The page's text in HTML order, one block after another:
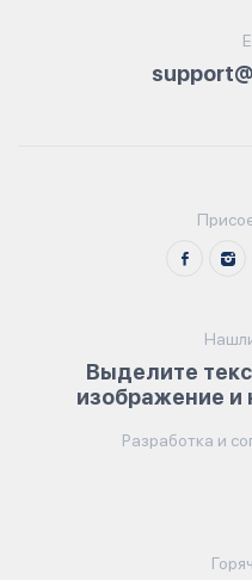
Выделите
изображение и
Разработка и